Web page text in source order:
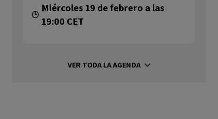
Miércoles 19 de febrero a las
19:00 CET
VER TODA LA AGENDA